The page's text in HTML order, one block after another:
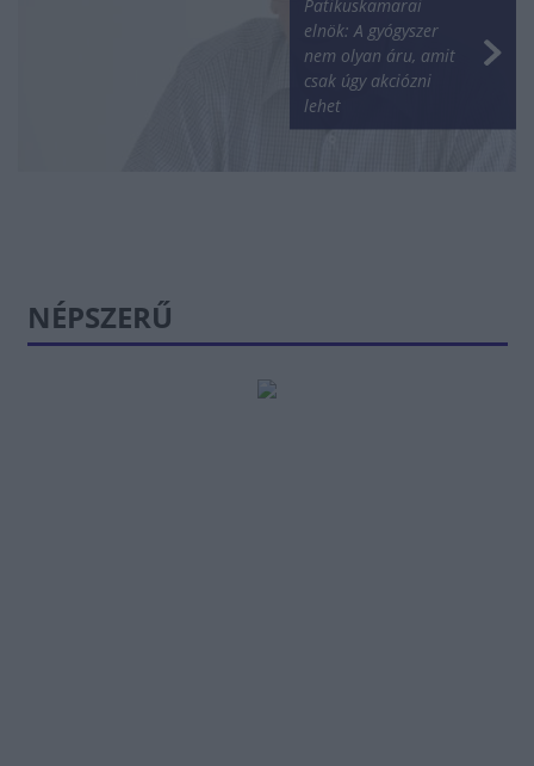
Patikuskamarai
elnök: A gyógyszer
nem olyan áru, amit
csak úgy akciózni
lehet
NÉPSZERŰ